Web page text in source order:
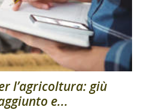
l’agricoltura: giù
e...